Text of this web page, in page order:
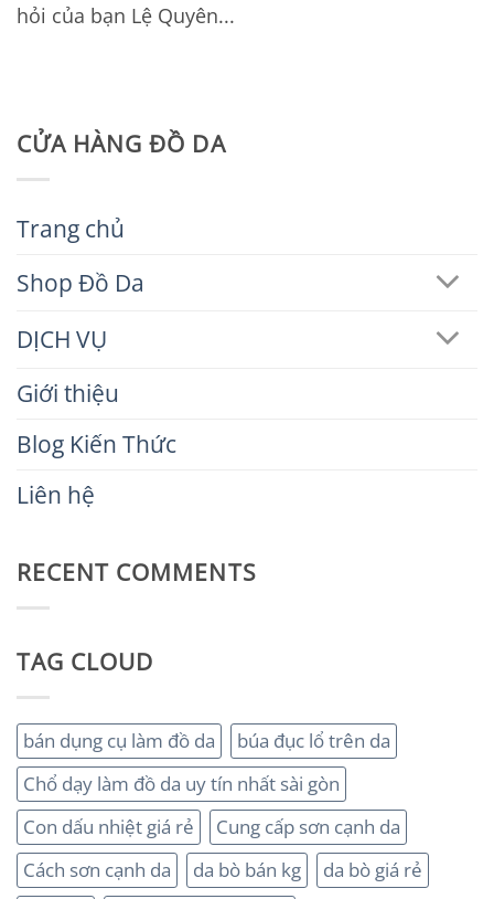
CỬA HÀNG ĐỒ DA
Trang chủ
Shop Đồ Da
DỊCH VỤ
Giới thiệu
Blog Kiến Thức
Liên hệ
RECENT COMMENTS
TAG CLOUD
bán dụng cụ làm đồ da
búa đục lổ trên da
Chổ dạy làm đồ da uy tín nhất sài gòn
Con dấu nhiệt giá rẻ
Cung cấp sơn cạnh da
Cách sơn cạnh da
da bò bán kg
da bò giá rẻ
hỏi của bạn Lệ Quyên...